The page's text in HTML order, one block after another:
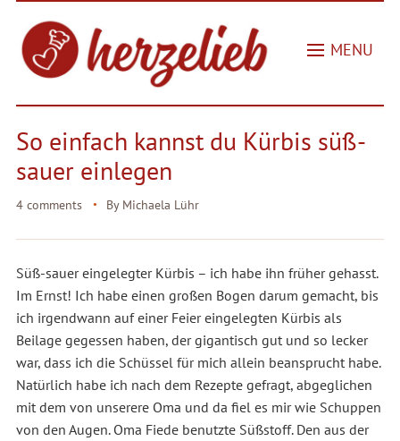
MENU
So einfach kannst du Kürbis süß-
sauer einlegen
4 comments By Michaela Lühr
Süß-sauer eingelegter Kürbis – ich habe ihn früher gehasst.
Im Ernst! Ich habe einen großen Bogen darum gemacht, bis
ich irgendwann auf einer Feier eingelegten Kürbis als
Beilage gegessen haben, der gigantisch gut und so lecker
war, dass ich die Schüssel für mich allein beansprucht habe.
Natürlich habe ich nach dem Rezepte gefragt, abgeglichen
mit dem von unserere Oma und da fiel es mir wie Schuppen
von den Augen. Oma Fiede benutzte Süßstoff. Den aus der